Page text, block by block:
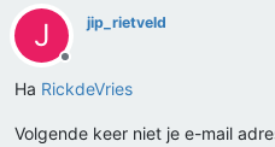
J
Offline
jip_rietveld
Ha RickdeVries
Volgende keer niet je e-mail